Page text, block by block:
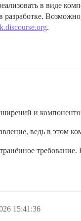
в виде
.
и
ведь в этом
15:41:36